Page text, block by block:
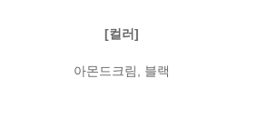
[컬러]
아몬드크림, 블랙